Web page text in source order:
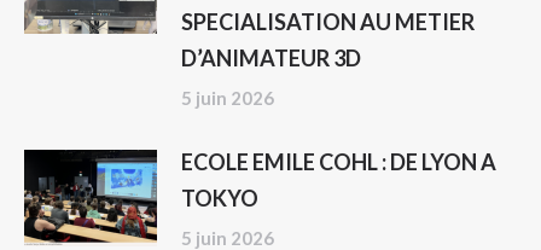
SPECIALISATION AU METIER
D’ANIMATEUR 3D
5 juin 2026
ECOLE EMILE COHL : DE LYON A
TOKYO
5 juin 2026